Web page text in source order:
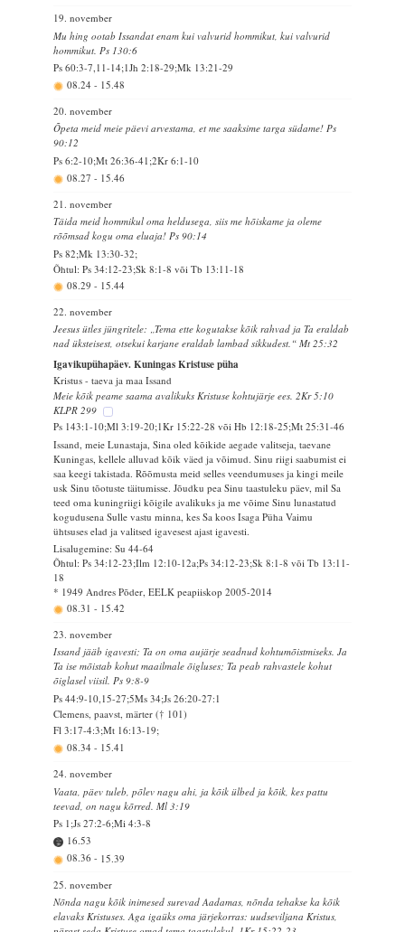
19. november
Mu hing ootab Issandat enam kui valvurid hommikut, kui valvurid
hommikut. Ps 130:6
Ps 60:3-7,11-14;1Jh 2:18-29;Mk 13:21-29
08.24 - 15.48
20. november
Õpeta meid meie päevi arvestama, et me saaksime targa südame! Ps
90:12
Ps 6:2-10;Mt 26:36-41;2Kr 6:1-10
08.27 - 15.46
21. november
Täida meid hommikul oma heldusega, siis me hõiskame ja oleme
rõõmsad kogu oma eluaja! Ps 90:14
Ps 82;Mk 13:30-32;
Õhtul: Ps 34:12-23;Sk 8:1-8 või Tb 13:11-18
08.29 - 15.44
22. november
Jeesus ütles jüngritele: „Tema ette kogutakse kõik rahvad ja Ta eraldab
nad üksteisest, otsekui karjane eraldab lambad sikkudest.“ Mt 25:32
Igavikupühapäev. Kuningas Kristuse püha
Kristus - taeva ja maa Issand
Meie kõik peame saama avalikuks Kristuse kohtujärje ees. 2Kr 5:10
KLPR 299
Ps 143:1-10;Ml 3:19-20;1Kr 15:22-28 või Hb 12:18-25;Mt 25:31-46
Issand, meie Lunastaja, Sina oled kõikide aegade valitseja, taevane
Kuningas, kellele alluvad kõik väed ja võimud. Sinu riigi saabumist ei
saa keegi takistada. Rõõmusta meid selles veendumuses ja kingi meile
usk Sinu tõotuste täitumisse. Jõudku pea Sinu taastuleku päev, mil Sa
teed oma kuningriigi kõigile avalikuks ja me võime Sinu lunastatud
kogudusena Sulle vastu minna, kes Sa koos Isaga Püha Vaimu
ühtsuses elad ja valitsed igavesest ajast igavesti.
Lisalugemine: Su 44-64
Õhtul: Ps 34:12-23;Ilm 12:10-12a;Ps 34:12-23;Sk 8:1-8 või Tb 13:11-
18
* 1949 Andres Põder, EELK peapiiskop 2005-2014
08.31 - 15.42
23. november
Issand jääb igavesti; Ta on oma aujärje seadnud kohtumõistmiseks. Ja
Ta ise mõistab kohut maailmale õigluses; Ta peab rahvastele kohut
õiglasel viisil. Ps 9:8-9
Ps 44:9-10,15-27;5Ms 34;Js 26:20-27:1
Clemens, paavst, märter († 101)
Fl 3:17-4:3;Mt 16:13-19;
08.34 - 15.41
24. november
Vaata, päev tuleb, põlev nagu ahi, ja kõik ülbed ja kõik, kes pattu
teevad, on nagu kõrred. Ml 3:19
Ps 1;Js 27:2-6;Mi 4:3-8
16.53
08.36 - 15.39
25. november
Nõnda nagu kõik inimesed surevad Aadamas, nõnda tehakse ka kõik
elavaks Kristuses. Aga igaüks oma järjekorras: uudseviljana Kristus,